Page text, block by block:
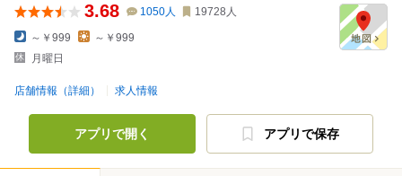
3.68 1050人 19728 人
～￥999
～￥999
月曜日
店舗情報（詳細） 求人情報
アプリで開く アプリで保存